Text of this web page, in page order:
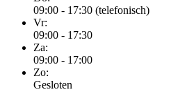
09:00 - 17:30 (telefonisch)
Vr:
09:00 - 17:30
Za:
09:00 - 17:00
Zo:
Gesloten